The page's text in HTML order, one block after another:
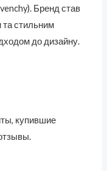
Бренд став
та стильним
до дизайну.
купившие